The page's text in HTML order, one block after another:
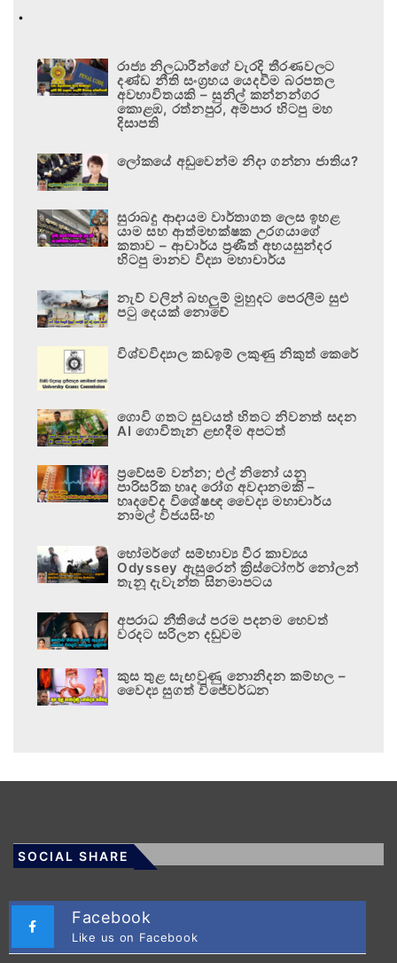
.
රාජ්‍ය නිලධාරීන්ගේ වැරදි තීරණවලට
දණ්ඩ නීති සංග්‍රහය යෙදවීම බරපතල
අවභාවිතයකි – සුනිල් කන්නන්ගර
කොළඹ, රත්නපුර, අම්පාර හිටපු මහ
දිසාපති
ලෝකයේ අඩුවෙන්ම නිදා ගන්නා ජාතිය?
සුරාබදු ආදායම වාර්තාගත ලෙස ඉහළ
යාම සහ ආත්මභක්ෂක උරගයාගේ
කතාව – ආචාර්ය ප්‍රණීත් අභයසුන්දර
හිටපු මානව විද්‍යා මහාචාර්ය
නැව් වලින් බහලුම් මුහුදට පෙරලීම සුළු
පටු දෙයක් නොවේ
විශ්වවිද්‍යාල කඩඉම් ලකුණු නිකුත් කෙරේ
ගොවි ගතට සුවයත් හිතට නිවනත් සදන
AI ගොවිතැන ළඟදීම අපටත්
ප්‍රවේසම් වන්න; එල් නිනෝ යනු
පාරිසරික හෘද රෝග අවදානමකි –
හෘදවේද විශේෂඥ වෛද්‍ය මහාචාර්ය
නාමල් විජයසිංහ
හෝමර්ගේ සම්භාව්‍ය වීර කාව්‍යය
Odyssey ඇසුරෙන් ක්‍රිස්ටෝෆර් නෝලන්
තැනූ දැවැන්ත සිනමාපටය
අපරාධ නීතියේ පරම පදනම හෙවත්
වරදට සරිලන දඬුවම
කුස තුළ සැඟවුණු නොනිදන කම්හල –
වෛද්‍ය සුගත් විජේවර්ධන
SOCIAL SHARE
Facebook
Like us on Facebook